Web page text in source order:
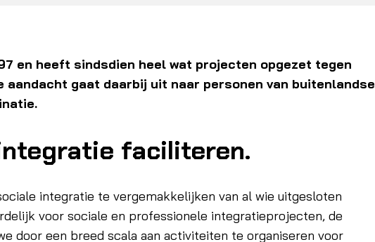
en heeft sindsdien heel wat projecten opgezet tegen
aandacht gaat daarbij uit naar personen van buitenlandse
faciliteren.
integratie te vergemakkelijken van al wie uitgesloten
voor sociale en professionele integratieprojecten, de
door een breed scala aan activiteiten te organiseren voor